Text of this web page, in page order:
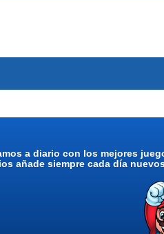
a diario con los mejores
añade siempre cada día